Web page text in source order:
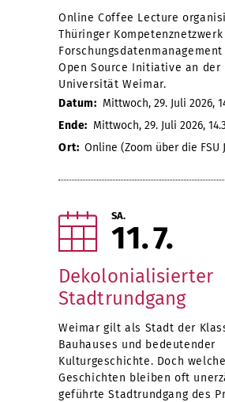
Online Coffee Lecture
Thüringer Kompetenznetzwerk
Open Source Initiative an der
Universität Weimar.
Datum: Mittwoch, 29. Juli 2026,
Ende: Mittwoch, 29. Juli 2026,
Ort: Online (Zoom über die FSU
SA.
11 7
Dekolonialisierter
Stadtrundgang
Weimar gilt als Stadt der
Bauhauses und bedeutender
Kulturgeschichte. Doch welche
Geschichten bleiben oft
geführte Stadtrundgang des